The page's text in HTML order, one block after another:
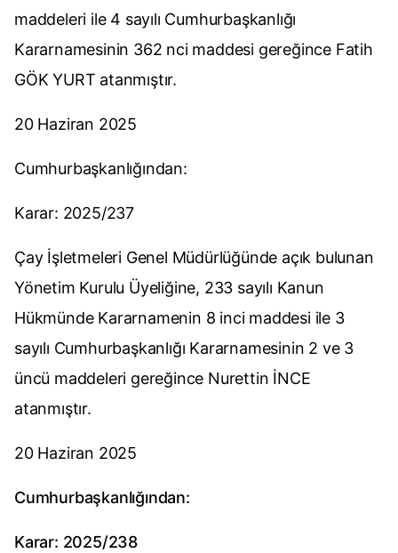
maddeleri ile 4 sayılı Cumhurbaşkanlığı
Kararnamesinin 362 nci maddesi gereğince Fatih
GÖK YURT atanmıştır.
20 Haziran 2025
Cumhurbaşkanlığından:
Karar: 2025/237
Çay İşletmeleri Genel Müdürlüğünde açık bulunan
Yönetim Kurulu Üyeliğine, 233 sayılı Kanun
Hükmünde Kararnamenin 8 inci maddesi ile 3
sayılı Cumhurbaşkanlığı Kararnamesinin 2 ve 3
üncü maddeleri gereğince Nurettin İNCE
atanmıştır.
20 Haziran 2025
Cumhurbaşkanlığından:
Karar: 2025/238